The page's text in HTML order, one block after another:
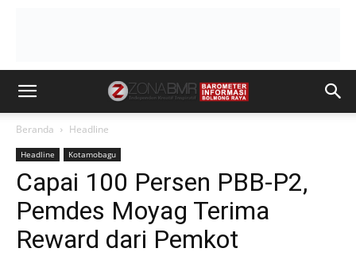
Beranda Headline
Headline Kotamobagu
Capai 100 Persen PBB-P2,
Pemdes Moyag Terima
Reward dari Pemkot